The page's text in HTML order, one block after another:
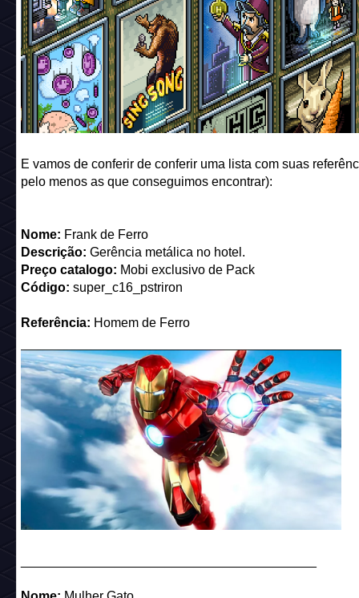
E vamos de conferir de conferir uma lista com suas
pelo menos as que conseguimos encontrar):
Descrição:Gerência metálica no hotel.
Código:super_c16_pstriron
Referência:Homem de Ferro